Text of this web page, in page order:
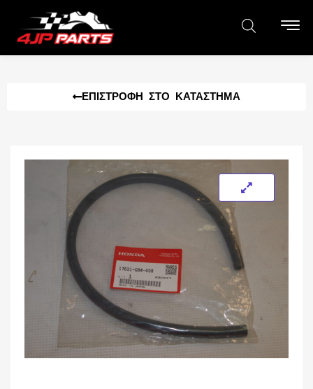
ΕΠΙΣΤΡΟΦΉ ΣΤΟ ΚΑΤΆΣΤΗΜΑ